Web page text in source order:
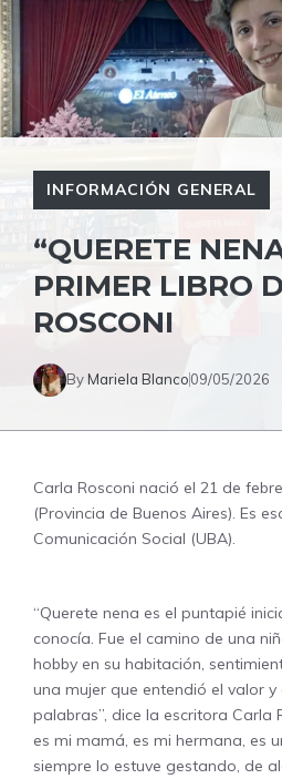
INFORMACIÓN GENERAL
“QUERETE
PRIMER LIBRO
ROSCONI
ByMariela Blanco09/05/2026
Carla Rosconi nació el 21 de
(Provincia de Buenos Aires). Es
Comunicación Social (UBA).
“Querete nena es el puntapié
conocía. Fue el camino de una
hobby en su habitación,
una mujer que entendió el valor
palabras”, dice la escritora Carla
es mi mamá, es mi hermana, es
siempre lo estuve gestando, de